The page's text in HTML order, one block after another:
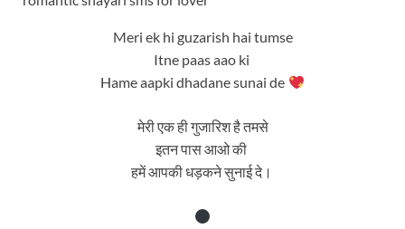
Meri ek hi guzarish hai tumse
Itne paas aao ki
Hame aapki dhadane sunai de
मेरी एक ही गुजारिश है तमसे
इतन पास आओ की
हमें आपकी धड़कने सुनाई दे।